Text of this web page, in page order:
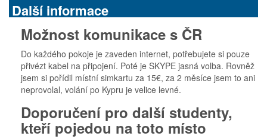
Další informace
Možnost komunikace s ČR
Do každého pokoje je zaveden internet, potřebujete si pouze
přivézt kabel na připojení. Poté je SKYPE jasná volba. Rovněž
jsem si pořídil místní simkartu za 15€, za 2 měsíce jsem to ani
neprovolal, volání po Kypru je velice levné.
Doporučení pro další studenty,
kteří pojedou na toto místo